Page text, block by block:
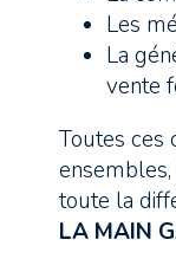
Les
La
vente
Toutes ces
ensembles,
toute la
LA MAIN